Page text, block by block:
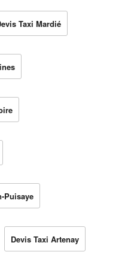
Taxi Mardié
Puisaye
Devis Taxi Artenay